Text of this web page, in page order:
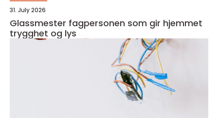
31. July 2026
Glassmester fagpersonen som gir hjemmet
trygghet og lys